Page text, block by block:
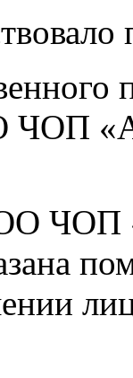
ЧОП
ЧОП